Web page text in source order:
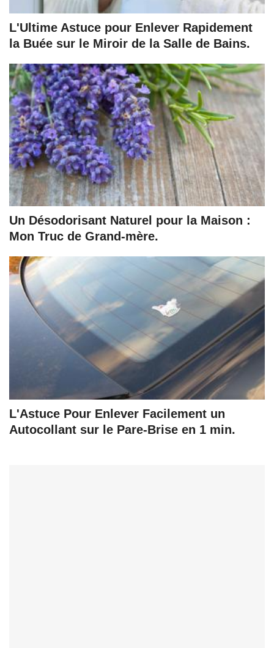
L'Ultime Astuce pour Enlever Rapidement
la Buée sur le Miroir de la Salle de Bains.
Un Désodorisant Naturel pour la Maison :
Mon Truc de Grand-mère.
L'Astuce Pour Enlever Facilement un
Autocollant sur le Pare-Brise en 1 min.